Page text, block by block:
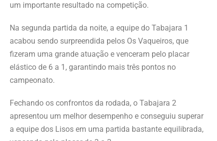
um importante resultado na competição.
Na segunda partida da noite, a equipe do Tabajara 1
acabou sendo surpreendida pelos Os Vaqueiros, que
fizeram uma grande atuação e venceram pelo placar
elástico de 6 a 1, garantindo mais três pontos no
campeonato.
Fechando os confrontos da rodada, o Tabajara 2
apresentou um melhor desempenho e conseguiu superar
a equipe dos Lisos em uma partida bastante equilibrada,